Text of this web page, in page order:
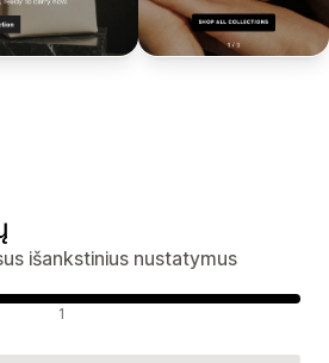
išankstinius nustatymus
1